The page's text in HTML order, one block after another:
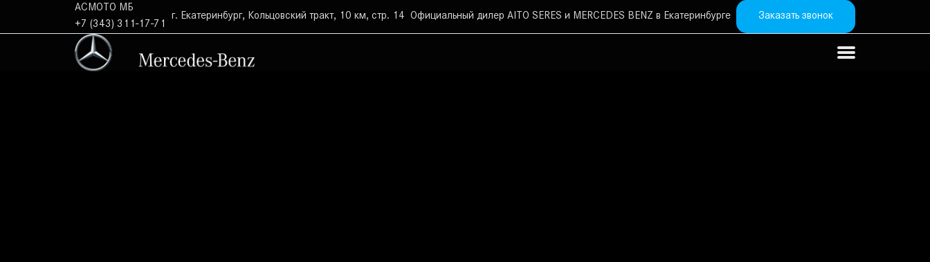
АСМОТО МБ
+7 (343) 311-17-71
г. Екатеринбург, Кольцовский тракт, 10 км, стр. 14 Официальный дилер AITO SERES и MERCEDES BENZ в Екатеринбурге Заказать звонок